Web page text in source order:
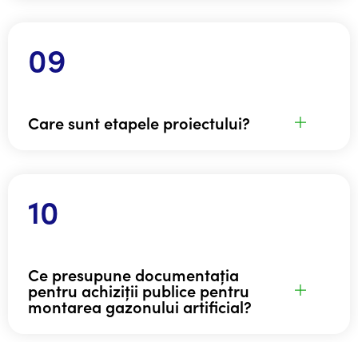
Care sunt etapele proiectului?
Ce presupune documentația
pentru achiziții publice pentru
montarea gazonului artificial?